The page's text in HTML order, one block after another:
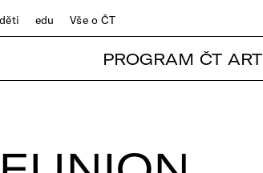
edu Vše o ČT
PROGRAM ČT ART